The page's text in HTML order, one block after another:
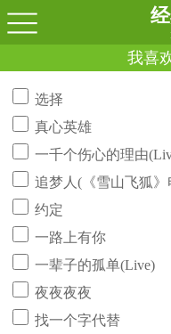
我喜
选择
真心英雄
一千个伤心的理由
追梦人(《雪山飞狐
约定
一路上有你
一辈子的孤单(Live)
夜夜夜夜
找一个字代替